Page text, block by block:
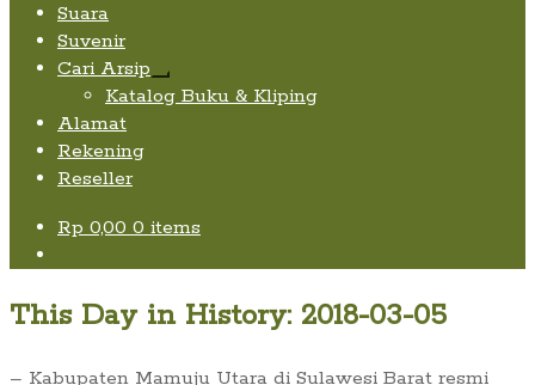
Suara
Suvenir
Cari Arsip
Expand
child
Katalog Buku & Kliping
Alamat
Rekening
Reseller
Rp 0,00 0 items
This Day in History: 2018-03-05
– Kabupaten Mamuju Utara di Sulawesi Barat resmi